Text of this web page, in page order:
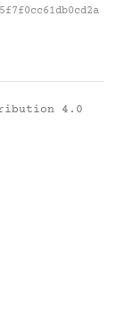
4.0